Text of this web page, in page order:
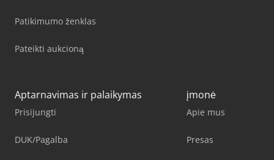
Patikimumo ženklas
Pateikti aukcioną
Aptarnavimas ir palaikymas
Prisijungti
DUK/Pagalba
įmonė
Apie mus
Presas